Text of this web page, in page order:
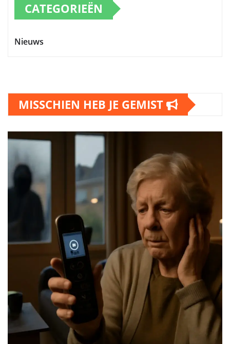
CATEGORIEËN
Nieuws
MISSCHIEN HEB JE GEMIST